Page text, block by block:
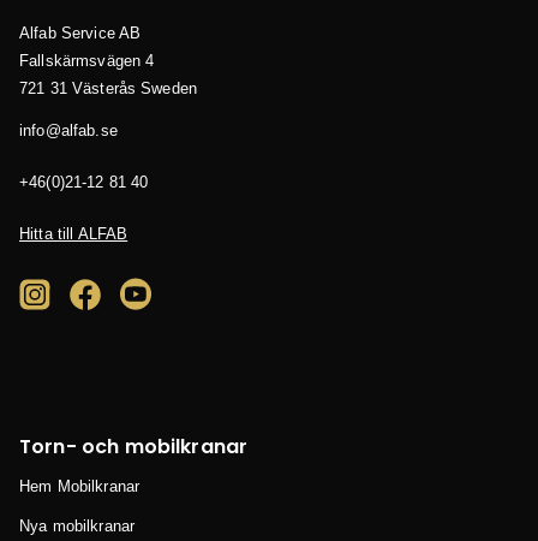
Alfab Service AB
Fallskärmsvägen 4
721 31 Västerås Sweden
es.bafla@ofni
04 18 21-12(0)64+
Hitta till ALFAB
Torn- och mobilkranar
Hem Mobilkranar
Nya mobilkranar